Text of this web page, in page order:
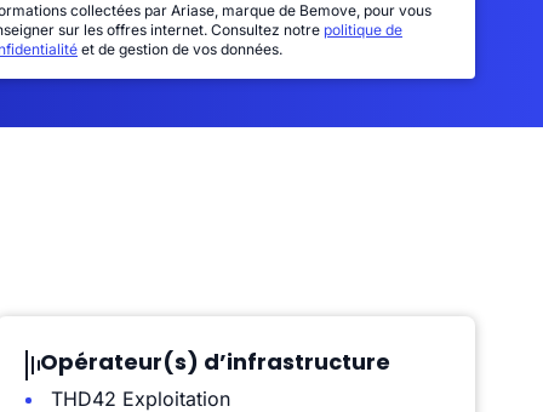
collectées par Ariase, marque de Bemove, pour vous
sur les offres internet. Consultez notre politique de
et de gestion de vos données.
Opérateur(s) d’infrastructure
THD42 Exploitation